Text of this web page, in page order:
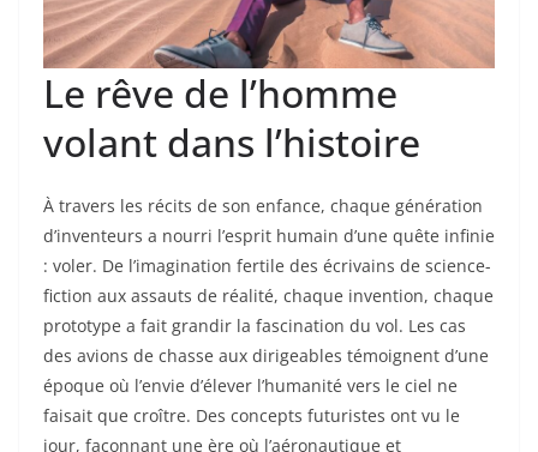
Le rêve de l’homme
volant dans l’histoire
À travers les récits de son enfance, chaque génération
d’inventeurs a nourri l’esprit humain d’une quête infinie
: voler. De l’imagination fertile des écrivains de science-
fiction aux assauts de réalité, chaque invention, chaque
prototype a fait grandir la fascination du vol. Les cas
des avions de chasse aux dirigeables témoignent d’une
époque où l’envie d’élever l’humanité vers le ciel ne
faisait que croître. Des concepts futuristes ont vu le
jour, façonnant une ère où l’aéronautique et